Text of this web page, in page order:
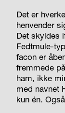
Det er
henvender
Det skyldes
Fedtmule-
facon er
fremmede
ham, ikke
med navnet
kun én.